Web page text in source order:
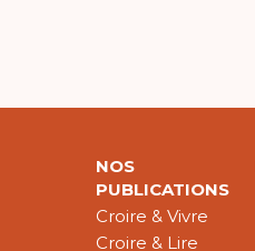
NOS
PUBLICATIONS
Croire & Vivre
Croire & Lire